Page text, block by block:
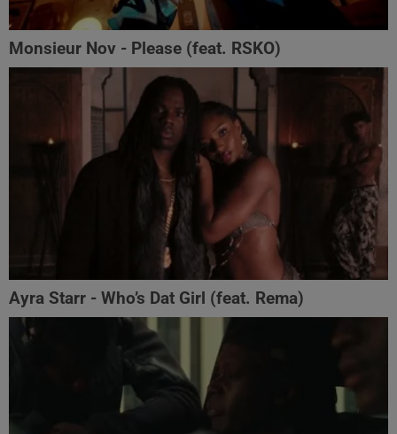
Monsieur Nov‬ - Please (feat. RSKO)
Ayra Starr - Who’s Dat Girl (feat. Rema)